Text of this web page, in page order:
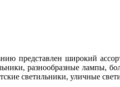
представлен широкий
разнообразные лампы,
светильники, уличные